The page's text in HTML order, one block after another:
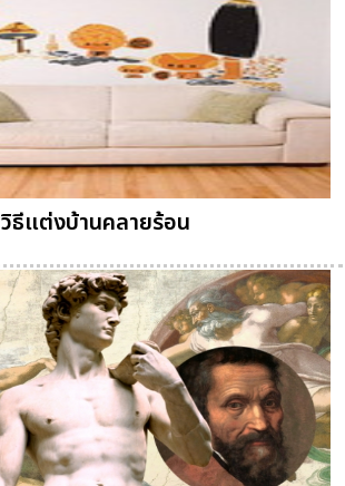
วิธีแต่งบ้านคลายร้อน